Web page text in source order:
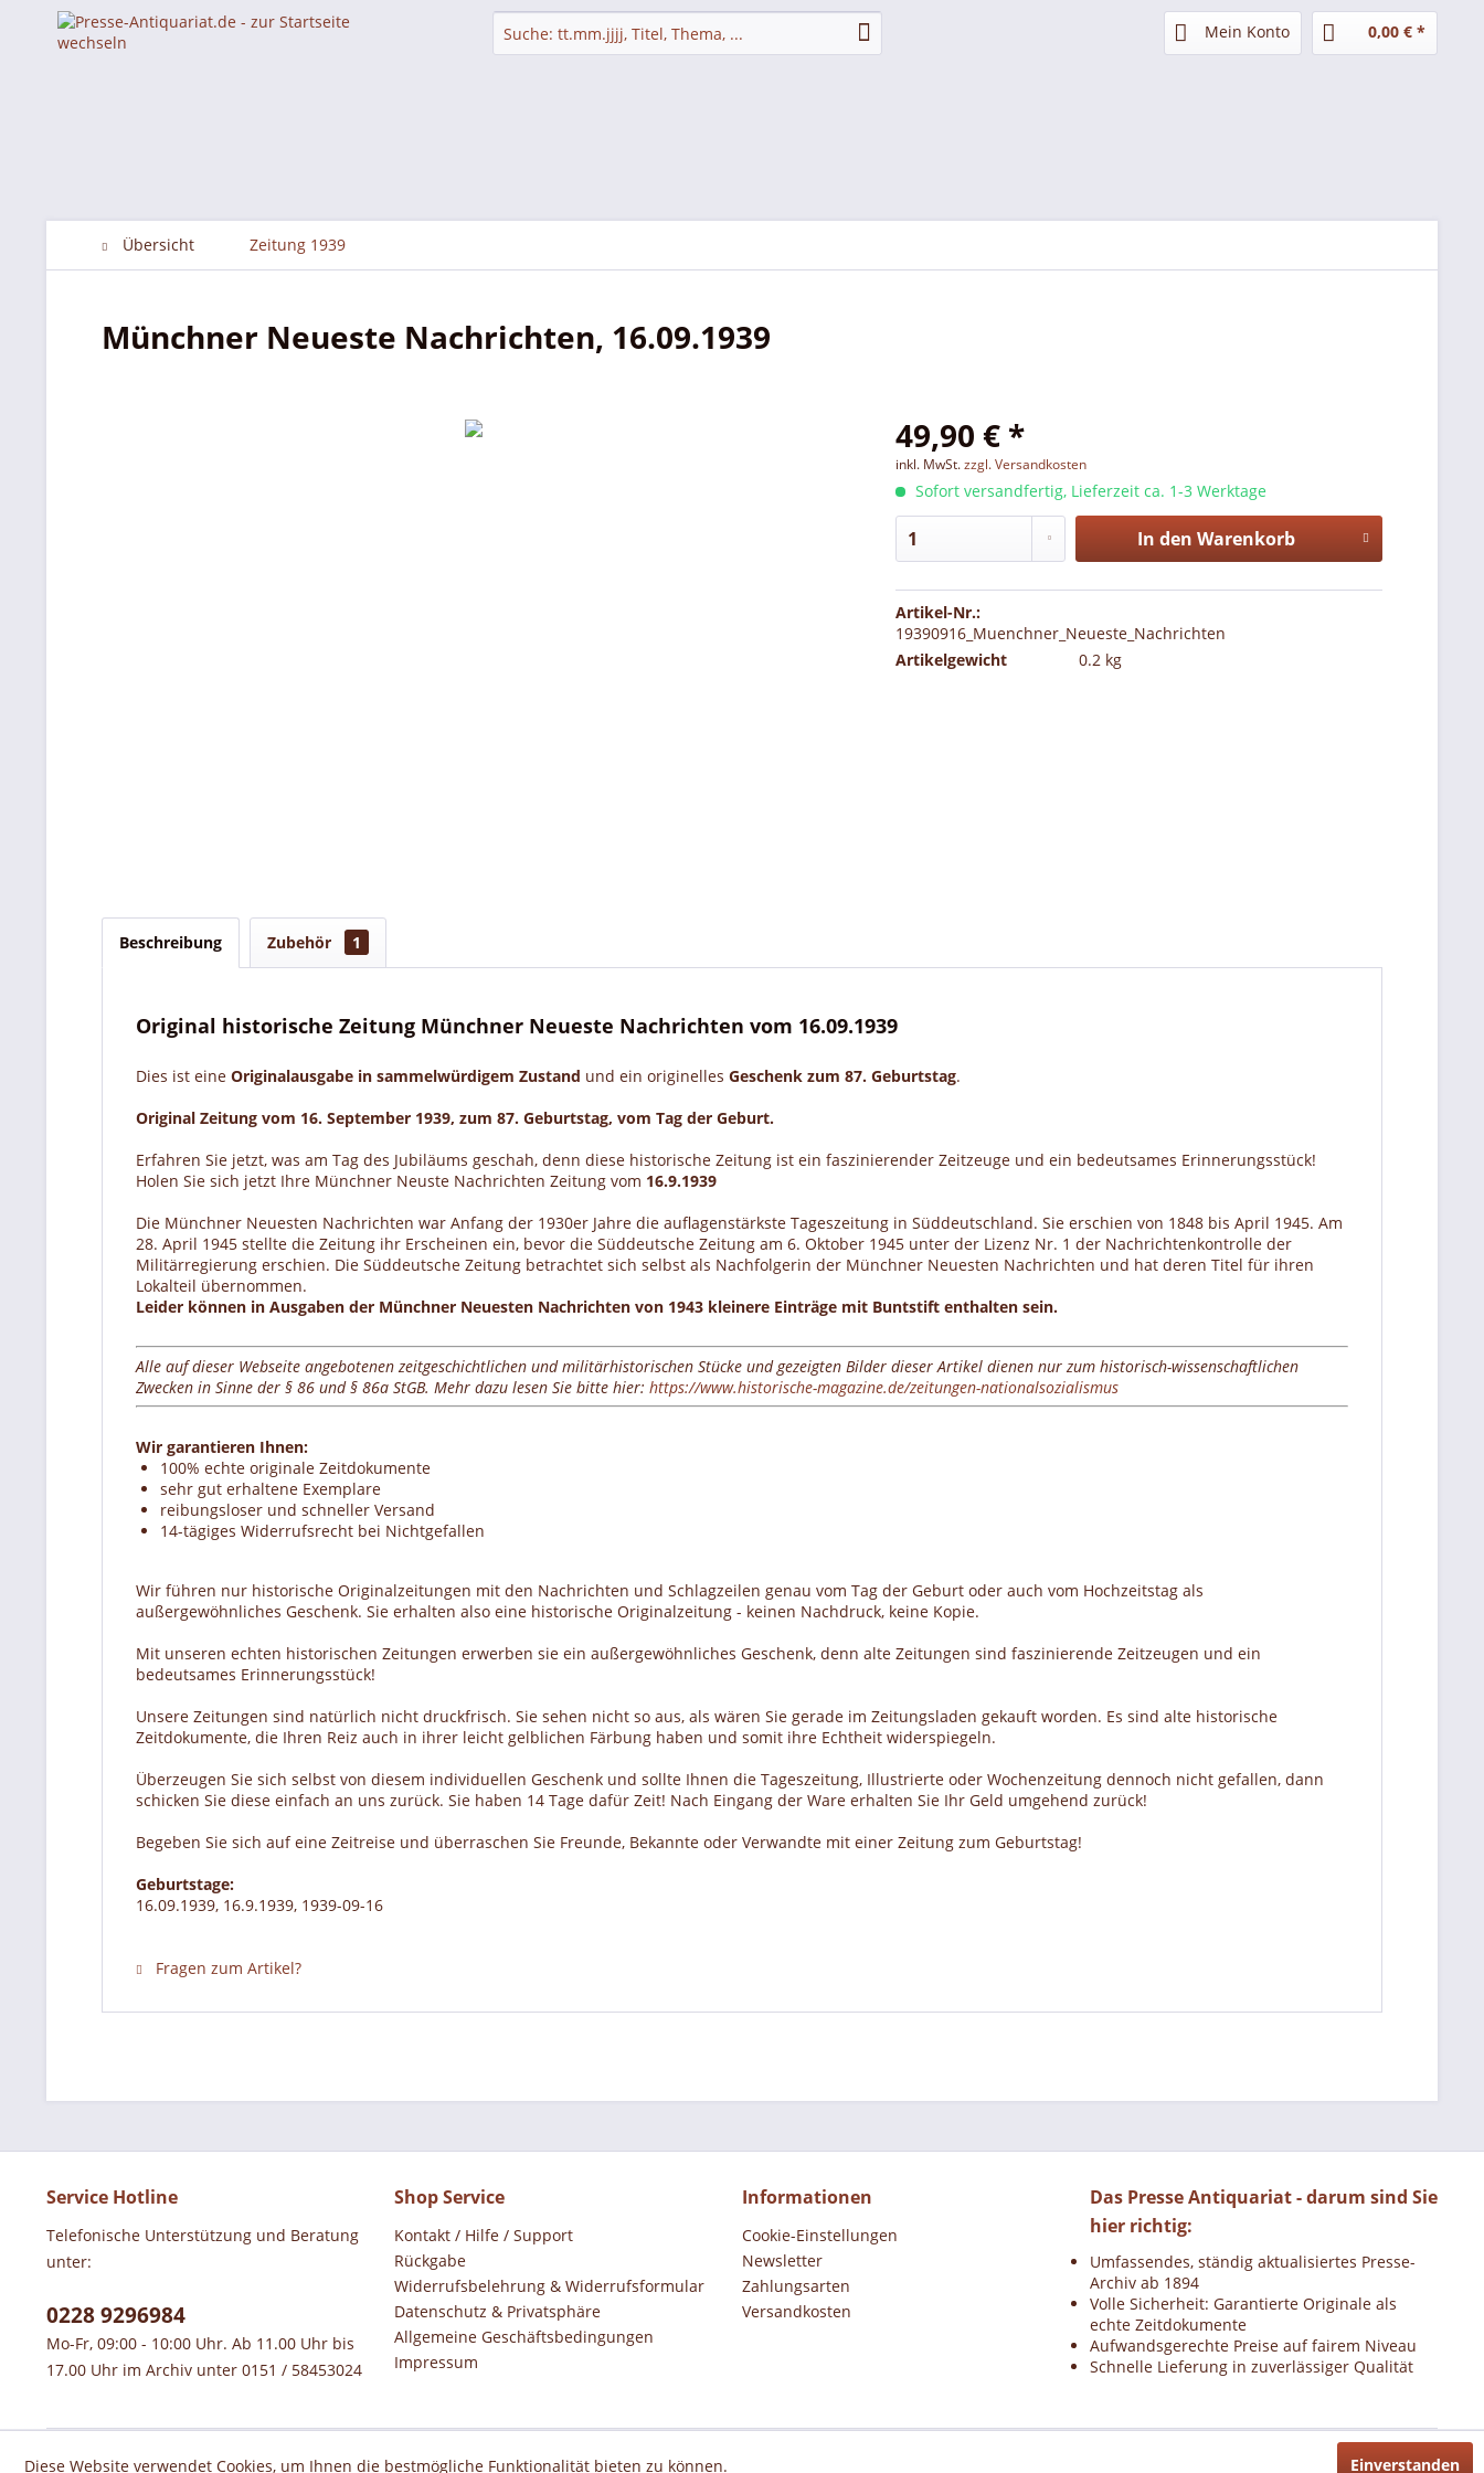
Mein Konto 0,00 € *
Übersicht Zeitung 1939
Münchner Neueste Nachrichten, 16.09.1939
49,90 € *
inkl. MwSt.zzgl. Versandkosten
Sofort versandfertig, Lieferzeit ca. 1-3 Werktage
In den Warenkorb
Artikel-Nr.:
19390916_Muenchner_Neueste_Nachrichten
Artikelgewicht
0.2 kg
Beschreibung Zubehör 1
Original historische Zeitung Münchner Neueste Nachrichten vom 16.09.1939
Dies ist eine Originalausgabe in sammelwürdigem Zustand und ein originelles Geschenk zum 87. Geburtstag.
Original Zeitung vom 16. September 1939, zum 87. Geburtstag, vom Tag der Geburt.
Erfahren Sie jetzt, was am Tag des Jubiläums geschah, denn diese historische Zeitung ist ein faszinierender Zeitzeuge und ein bedeutsames Erinnerungsstück!
Holen Sie sich jetzt Ihre Münchner Neuste Nachrichten Zeitung vom 16.9.1939
Die Münchner Neuesten Nachrichten war Anfang der 1930er Jahre die auflagenstärkste Tageszeitung in Süddeutschland. Sie erschien von 1848 bis April 1945. Am
28. April 1945 stellte die Zeitung ihr Erscheinen ein, bevor die Süddeutsche Zeitung am 6. Oktober 1945 unter der Lizenz Nr. 1 der Nachrichtenkontrolle der
Militärregierung erschien. Die Süddeutsche Zeitung betrachtet sich selbst als Nachfolgerin der Münchner Neuesten Nachrichten und hat deren Titel für ihren
Lokalteil übernommen.
Leider können in Ausgaben der Münchner Neuesten Nachrichten von 1943 kleinere Einträge mit Buntstift enthalten sein.
Alle auf dieser Webseite angebotenen zeitgeschichtlichen und militärhistorischen Stücke und gezeigten Bilder dieser Artikel dienen nur zum historisch-wissenschaftlichen
Zwecken in Sinne der § 86 und § 86a StGB. Mehr dazu lesen Sie bitte hier: https://www.historische-magazine.de/zeitungen-nationalsozialismus
Wir garantieren Ihnen:
100% echte originale Zeitdokumente
sehr gut erhaltene Exemplare
reibungsloser und schneller Versand
14-tägiges Widerrufsrecht bei Nichtgefallen
Wir führen nur historische Originalzeitungen mit den Nachrichten und Schlagzeilen genau vom Tag der Geburt oder auch vom Hochzeitstag als
außergewöhnliches Geschenk. Sie erhalten also eine historische Originalzeitung - keinen Nachdruck, keine Kopie.
Mit unseren echten historischen Zeitungen erwerben sie ein außergewöhnliches Geschenk, denn alte Zeitungen sind faszinierende Zeitzeugen und ein
bedeutsames Erinnerungsstück!
Unsere Zeitungen sind natürlich nicht druckfrisch. Sie sehen nicht so aus, als wären Sie gerade im Zeitungsladen gekauft worden. Es sind alte historische
Zeitdokumente, die Ihren Reiz auch in ihrer leicht gelblichen Färbung haben und somit ihre Echtheit widerspiegeln.
Überzeugen Sie sich selbst von diesem individuellen Geschenk und sollte Ihnen die Tageszeitung, Illustrierte oder Wochenzeitung dennoch nicht gefallen, dann
schicken Sie diese einfach an uns zurück. Sie haben 14 Tage dafür Zeit! Nach Eingang der Ware erhalten Sie Ihr Geld umgehend zurück!
Begeben Sie sich auf eine Zeitreise und überraschen Sie Freunde, Bekannte oder Verwandte mit einer Zeitung zum Geburtstag!
Geburtstage:
16.09.1939, 16.9.1939, 1939-09-16
Fragen zum Artikel?
Service Hotline
Telefonische Unterstützung und Beratung
unter:
0228 9296984
Mo-Fr, 09:00 - 10:00 Uhr. Ab 11.00 Uhr bis
17.00 Uhr im Archiv unter 0151 / 58453024
Shop Service
Kontakt / Hilfe / Support
Rückgabe
Widerrufsbelehrung & Widerrufsformular
Datenschutz & Privatsphäre
Allgemeine Geschäftsbedingungen
Impressum
Informationen
Cookie-Einstellungen
Newsletter
Zahlungsarten
Versandkosten
Das Presse Antiquariat - darum sind Sie
hier richtig:
Umfassendes, ständig aktualisiertes Presse-
Archiv ab 1894
Volle Sicherheit: Garantierte Originale als
echte Zeitdokumente
Aufwandsgerechte Preise auf fairem Niveau
Schnelle Lieferung in zuverlässiger Qualität
Diese Website verwendet Cookies, um Ihnen die bestmögliche Funktionalität bieten zu können. Einverstanden